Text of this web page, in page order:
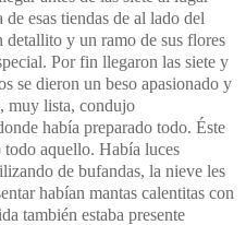
esas tiendas de al lado del
y un ramo de sus flores
Por fin llegaron las siete y
se dieron un beso apasionado y
muy lista, condujo
había preparado todo. Éste
aquello. Había luces
de bufandas, la nieve les
habían mantas calentitas con
también estaba presente